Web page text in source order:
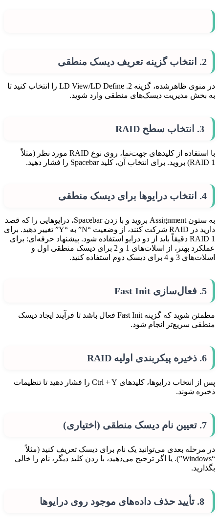
2. انتخاب گزینه تعریف دیسک منطقی
در منوی ظاهرشده، گزینه 2. LD View/LD Define را انتخاب کنید تا
به بخش مدیریت دیسک‌های منطقی وارد شوید.
با استفاده از کلیدهای جهت‌نما، روی نوع RAID مورد نظر (مثلاً
RAID 1) بروید. برای انتخاب آن، کلید Spacebar را فشار دهید.
4. انتخاب درایوها برای دیسک منطقی
به ستون Assignment بروید و با زدن Spacebar، درایوهایی را که قصد
دارید در RAID شرکت کنند، از وضعیت “N” به “Y” تغییر دهید. برای
RAID 1 دقیقاً باید از دو درایو استفاده شود. پیشنهاد حرفه‌ای: برای
عملکرد بهتر، از اسلات‌های 1 و 2 برای دیسک منطقی اول و
اسلات‌های 3 و 4 برای دیسک دوم استفاده کنید.
5. فعال‌سازی Fast Init
مطمئن شوید که گزینه Fast Init فعال باشد تا فرآیند ایجاد دیسک
منطقی سریع‌تر انجام شود.
6. ذخیره پیکربندی اولیه RAID
پس از انتخاب درایوها، کلیدهای Ctrl + Y را فشار دهید تا تنظیمات
ذخیره شوند.
7. تعیین نام دیسک منطقی (اختیاری)
در مرحله بعدی می‌توانید یک نام برای دیسک تعریف کنید (مثلاً
“Windows”). یا اگر ترجیح می‌دهید، با زدن کلید دیگر، نام را خالی
بگذارید.